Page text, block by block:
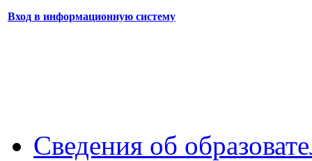
Вход в информационную систему
Сведения об